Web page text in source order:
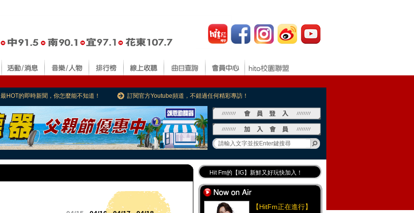
最HOT的即時新聞，你怎麼能不知道！ 訂閱官方Youtube頻道，不錯過任何精彩專訪！
Hit Fm的【IG】新鮮又好玩快加入！
Hit Fm【FB臉書粉絲團】等你加入！
最專業《DJ推薦》好音樂千萬別錯過！
【HitFm正在進行】